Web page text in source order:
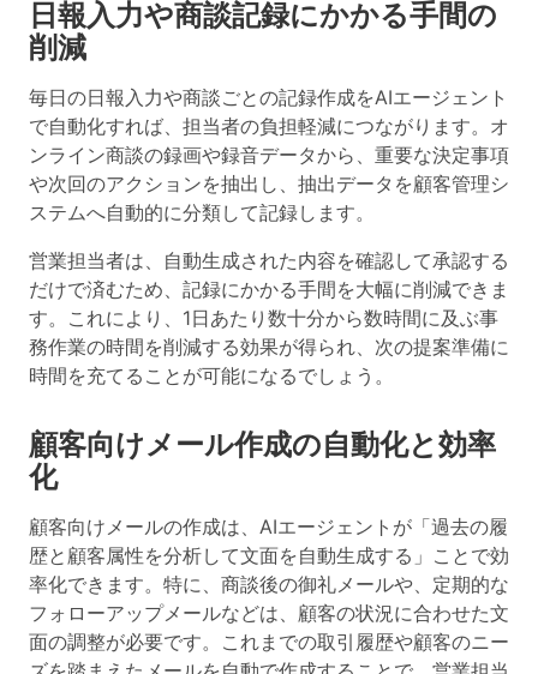
日報入力や商談記録にかかる手間の
削減
毎日の日報入力や商談ごとの記録作成をAIエージェント
で自動化すれば、担当者の負担軽減につながります。オ
ンライン商談の録画や録音データから、重要な決定事項
や次回のアクションを抽出し、抽出データを顧客管理シ
ステムへ自動的に分類して記録します。
営業担当者は、自動生成された内容を確認して承認する
だけで済むため、記録にかかる手間を大幅に削減できま
す。これにより、1日あたり数十分から数時間に及ぶ事
務作業の時間を削減する効果が得られ、次の提案準備に
時間を充てることが可能になるでしょう。
顧客向けメール作成の自動化と効率
化
顧客向けメールの作成は、AIエージェントが「過去の履
歴と顧客属性を分析して文面を自動生成する」ことで効
率化できます。特に、商談後の御礼メールや、定期的な
フォローアップメールなどは、顧客の状況に合わせた文
面の調整が必要です。これまでの取引履歴や顧客のニー